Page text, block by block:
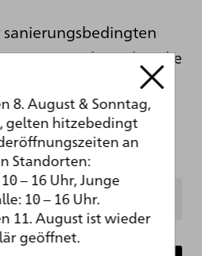
wir Sie hier über die
den Kulissen der
8. August & Sonntag,
gelten hitzebedingt
an
Standorten:
– 16 Uhr, Junge
10 – 16 Uhr.
11. August ist wieder
geöffnet.